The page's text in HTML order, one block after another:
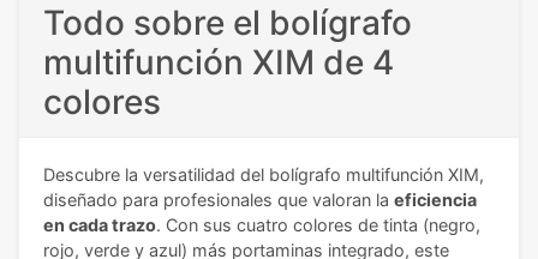
Todo sobre el bolígrafo
multifunción XIM de 4
colores
Descubre la versatilidad del bolígrafo multifunción XIM,
diseñado para profesionales que valoran la eficiencia
en cada trazo. Con sus cuatro colores de tinta (negro,
rojo, verde y azul) más portaminas integrado, este